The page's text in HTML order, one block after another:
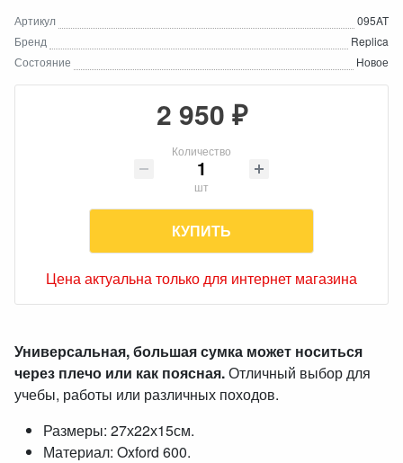
Артикул
095AT
Бренд
Replica
Состояние
Новое
2 950 ₽
Количество
шт
КУПИТЬ
Цена актуальна только для интернет магазина
Универсальная, большая сумка может носиться
через плечо или как поясная.Отличный выбор для
учебы, работы или различных походов.
Размеры: 27х22х15см.
Материал: Oxford 600.